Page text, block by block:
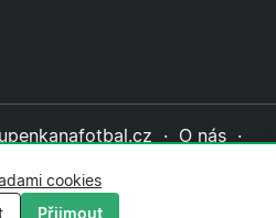
· O nás ·
Redakční zásady
cookies
Přijmout